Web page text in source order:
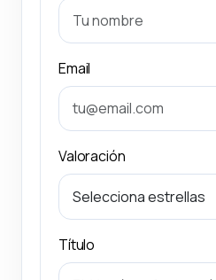
Email
Valoración
Título